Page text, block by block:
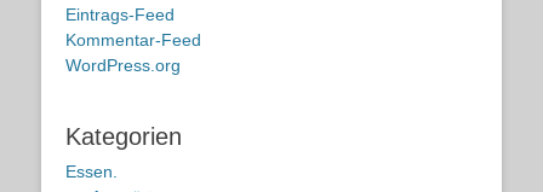
Eintrags-Feed
Kommentar-Feed
WordPress.org
Kategorien
Essen.